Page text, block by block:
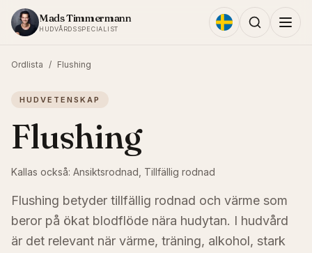
Hoppa till innehållet
Mads Timmermann
HUDVÅRDSSPECIALIST
Ordlista / Flushing
HUDVETENSKAP
Flushing
Kallas också: Ansiktsrodnad, Tillfällig rodnad
Flushing betyder tillfällig rodnad och värme som
beror på ökat blodflöde nära hudytan. I hudvård
är det relevant när värme, träning, alkohol, stark